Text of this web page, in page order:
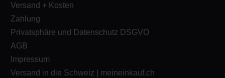
Versand + Kosten
Zahlung
Privatsphäre und Datenschutz DSGVO
AGB
Impressum
Versand in die Schweiz | meineinkauf.ch